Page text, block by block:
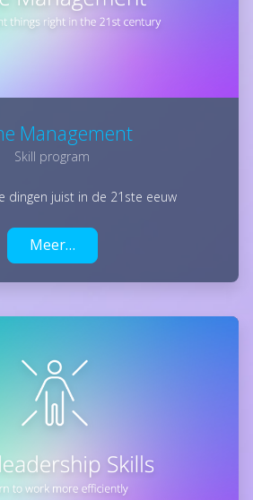
Management
Skill program
dingen juist in de 21ste eeuw
Meer…